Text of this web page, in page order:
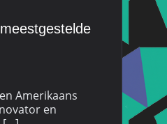
Amerikaans
en